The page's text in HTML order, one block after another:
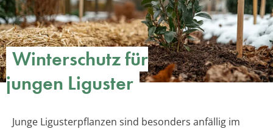
Winterschutz für
jungen Liguster
Junge Ligusterpflanzen sind besonders anfällig im